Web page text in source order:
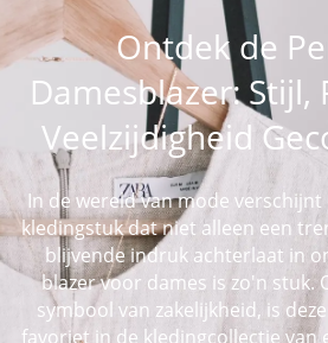
Ontdek de
Damesblazer: Stijl,
Veelzijdigheid
In de wereld van mode
kledingstuk dat niet alleen een
blijvende indruk achterlaat in
blazer voor dames is zo'n stuk.
symbool van zakelijkheid, is
favoriet in de kledingcollectie van